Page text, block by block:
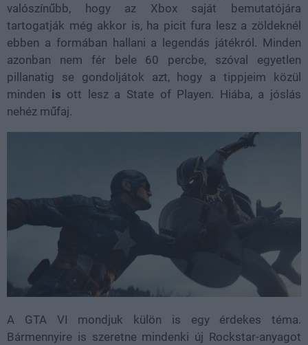
valószínűbb, hogy az Xbox saját bemutatójára
tartogatják még akkor is, ha picit fura lesz a zöldeknél
ebben a formában hallani a legendás játékról. Minden
azonban nem fér bele 60 percbe, szóval egyetlen
pillanatig se gondoljátok azt, hogy a tippjeim közül
minden is ott lesz a State of Playen. Hiába, a jóslás
nehéz műfaj.
A GTA VI mondjuk külön is egy érdekes téma.
Bármennyire is szeretne mindenki új Rockstar-anyagot